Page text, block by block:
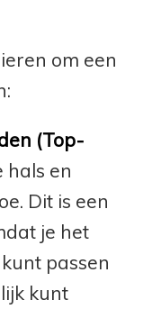
om een
(Top-
hals en
Dit is een
je het
passen
kunt